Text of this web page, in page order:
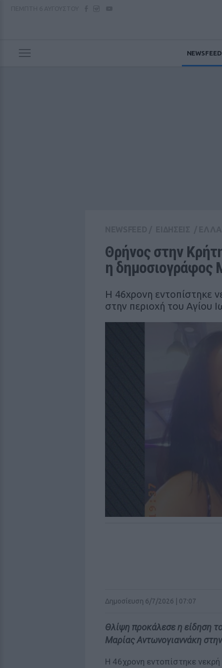
NEWSFEED
Θρήνος στην
η δημοσιογράφος
Η 46χρονη εντοπίστηκε
στην περιοχή του Αγίου
Δημοσίευση 6/7/2026 | 07:07
Θλίψη προκάλεσε η είδηση
Μαρίας Αντωνογιαννάκη
Η 46χρονη εντοπίστηκε